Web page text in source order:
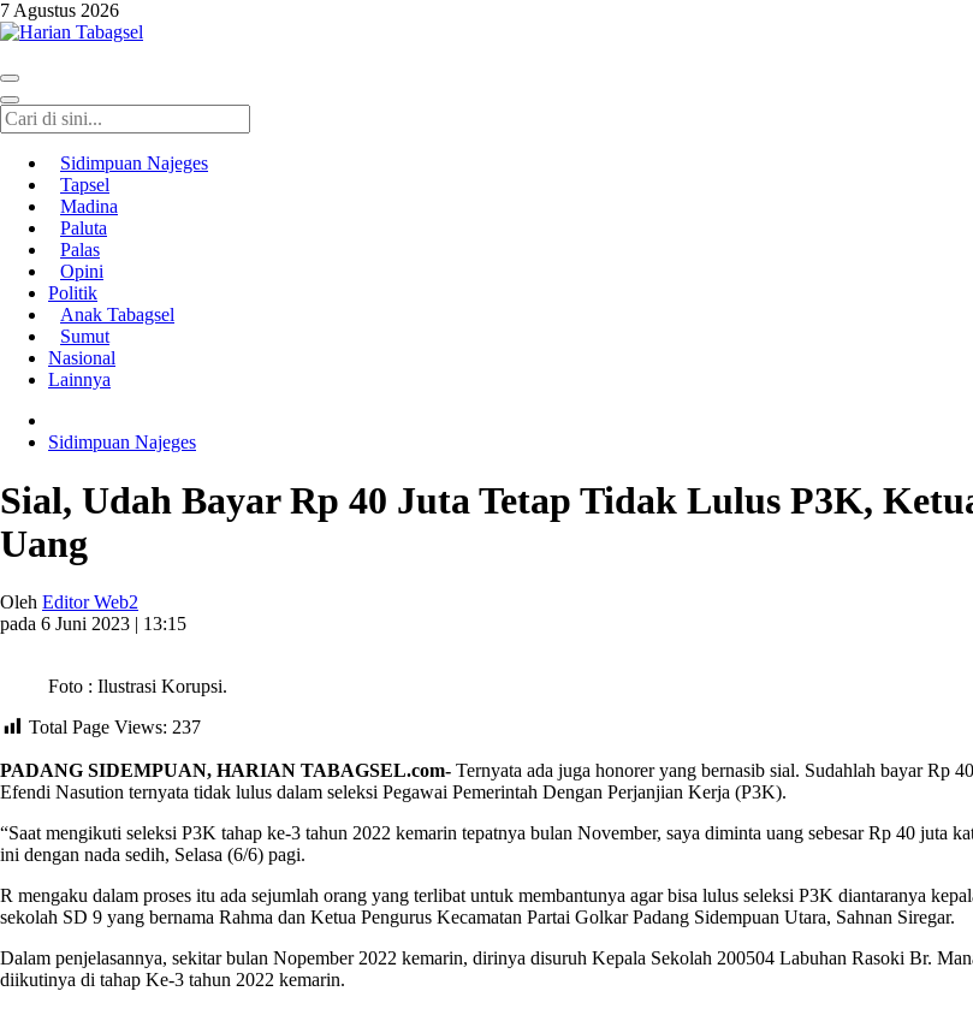
7 Agustus 2026
Sidimpuan Najeges
Tapsel
Madina
Paluta
Palas
Opini
Politik
Anak Tabagsel
Sumut
Nasional
Lainnya
Sidimpuan Najeges
Sial, Udah Bayar Rp 40 Juta Tetap Tidak Lulus P3K,
Uang
Oleh Editor Web2
pada 6 Juni 2023 | 13:15
Foto : Ilustrasi Korupsi.
Total Page Views: 237
PADANG SIDEMPUAN, HARIAN TABAGSEL.com- Ternyata ada juga honorer yang bernasib sial. Sudahlah bayar Rp
Efendi Nasution ternyata tidak lulus dalam seleksi Pegawai Pemerintah Dengan Perjanjian Kerja (P3K).
“Saat mengikuti seleksi P3K tahap ke-3 tahun 2022 kemarin tepatnya bulan November, saya diminta uang sebesar Rp 40 juta
ini dengan nada sedih, Selasa (6/6) pagi.
R mengaku dalam proses itu ada sejumlah orang yang terlibat untuk membantunya agar bisa lulus seleksi P3K diantaranya
sekolah SD 9 yang bernama Rahma dan Ketua Pengurus Kecamatan Partai Golkar Padang Sidempuan Utara, Sahnan Siregar.
Dalam penjelasannya, sekitar bulan Nopember 2022 kemarin, dirinya disuruh Kepala Sekolah 200504 Labuhan Rasoki Br.
diikutinya di tahap Ke-3 tahun 2022 kemarin.